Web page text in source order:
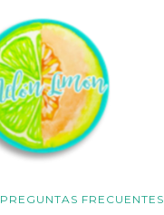
PREGUNTAS FRECUENTES